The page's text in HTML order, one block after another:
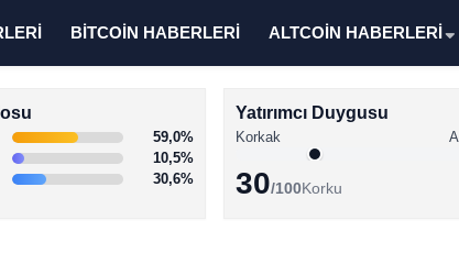
BİTCOİN HABERLERİ ALTCOİN HABERLERİ
59,0%
10,5%
30,6%
Yatırımcı Duygusu
Korkak
30/100Korku